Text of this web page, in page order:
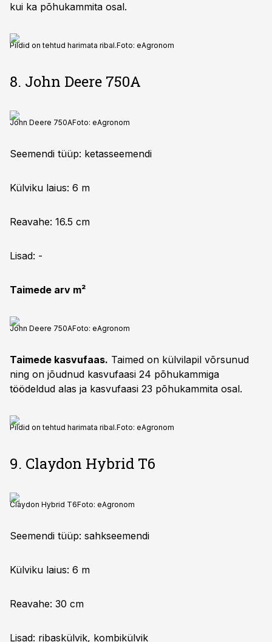
kui ka põhukammita osal.
Pildid on tehtud harimata ribal.Foto: eAgronom
8. John Deere 750A
John Deere 750AFoto: eAgronom
Seemendi tüüp: ketasseemendi
Külviku laius: 6 m
Reavahe: 16.5 cm
Lisad: -
Taimede arv m²
John Deere 750AFoto: eAgronom
Taimede kasvufaas. Taimed on külvilapil võrsunud
ning on jõudnud kasvufaasi 24 põhukammiga
töödeldud alas ja kasvufaasi 23 põhukammita osal.
Pildid on tehtud harimata ribal.Foto: eAgronom
9. Claydon Hybrid T6
Claydon Hybrid T6Foto: eAgronom
Seemendi tüüp: sahkseemendi
Külviku laius: 6 m
Reavahe: 30 cm
Lisad: ribaskülvik, kombikülvik